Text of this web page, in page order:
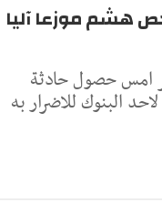
هشم موزعا آليا
امس حصول حادثة
البنوك للاضرار به